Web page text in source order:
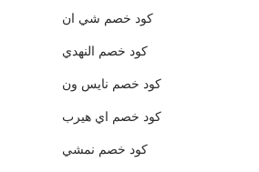
كود خصم شي ان
كود خصم النهدي
كود خصم نايس ون
كود خصم اي هيرب
كود خصم نمشي